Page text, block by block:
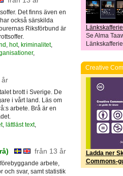
Det finns även en
också särskilda
Riksförbund är
, hot, kriminalitet,
,
år
brott i Sverige. De
i vårt land. Läs om
arbete. Brå är en
, lättläst text,
från 13 år
arbete,
och svar, samt statistik
Se Alma
Creative
Ladda ner
Commons-